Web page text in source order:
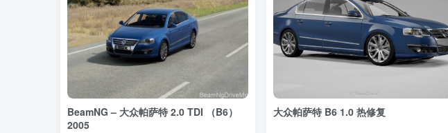
BeamNG – 大众帕萨特 2.0 TDI （B6）
2005
大众帕萨特 B6 1.0 热修复